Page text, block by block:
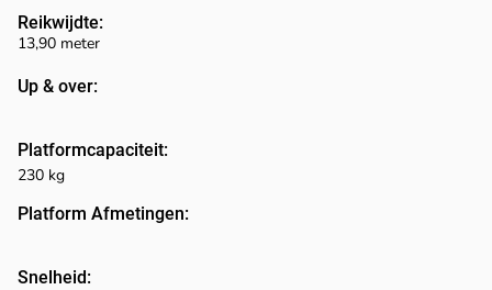
Reikwijdte:
Up & over:
Platformcapaciteit:
Platform Afmetingen:
Snelheid:
13,90 meter
230 kg